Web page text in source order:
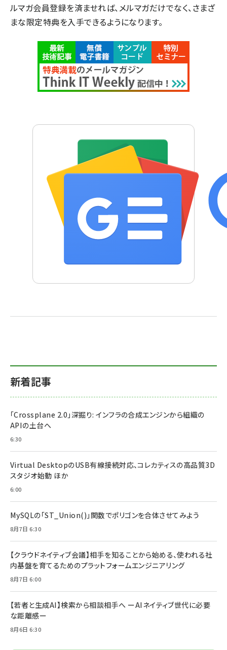
ルマガ会員登録を済ませれば、メルマガだけでなく、さまざ
まな限定特典を入手できるようになります。
新着記事
「Crossplane 2.0」深掘り: インフラの合成エンジンから組織の
APIの土台へ
6:30
Virtual DesktopのUSB有線接続対応、コレカティスの高品質3D
スタジオ始動 ほか
6:00
MySQLの「ST_Union()」関数でポリゴンを合体させてみよう
8月7日 6:30
【クラウドネイティブ会議】相手を知ることから始める、使われる社
内基盤を育てるためのプラットフォームエンジニアリング
8月7日 6:00
【若者と生成AI】検索から相談相手へ ーAIネイティブ世代に必要
な距離感ー
8月6日 6:30